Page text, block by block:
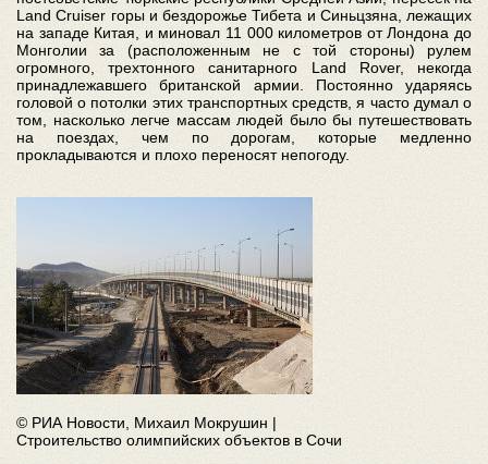
Land Cruiser горы и бездорожье Тибета и Синьцзяна, лежащих
на западе Китая, и миновал 11 000 километров от Лондона до
Монголии за (расположенным не с той стороны) рулем
огромного, трехтонного санитарного Land Rover, некогда
принадлежавшего британской армии. Постоянно ударяясь
головой о потолки этих транспортных средств, я часто думал о
том, насколько легче массам людей было бы путешествовать
на поездах, чем по дорогам, которые медленно
прокладываются и плохо переносят непогоду.
© РИА Новости, Михаил Мокрушин |
Строительство олимпийских объектов в Сочи